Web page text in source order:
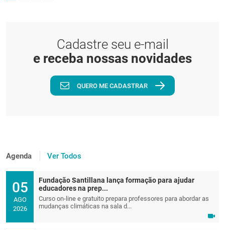
Cadastre seu e-mail
e receba nossas novidades
QUERO ME CADASTRAR
Agenda Ver Todos
05
AGO
2026
Fundação Santillana lança formação para ajudar
educadores na prep...
Curso on-line e gratuito prepara professores para abordar as
mudanças climáticas na sala d...